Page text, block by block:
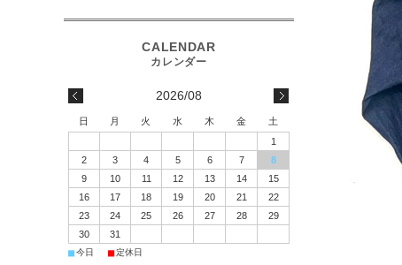
2026/08
日 月 火 水 木 金
土
1
2
3 4 5 6 7
8
9
10 11 12 13 14
15
16
17 18 19 20 21
22
23
24 25 26 27 28
29
30
31
■今日 ■定休日